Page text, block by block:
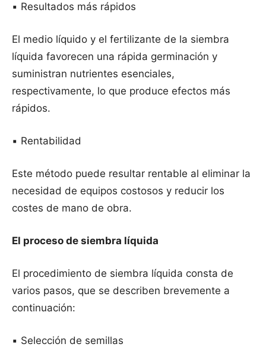
▪️ Resultados más rápidos
El medio líquido y el fertilizante de la siembra
líquida favorecen una rápida germinación y
suministran nutrientes esenciales,
respectivamente, lo que produce efectos más
rápidos.
▪️ Rentabilidad
Este método puede resultar rentable al eliminar la
necesidad de equipos costosos y reducir los
costes de mano de obra.
El proceso de siembra líquida
El procedimiento de siembra líquida consta de
varios pasos, que se describen brevemente a
continuación:
▪️ Selección de semillas